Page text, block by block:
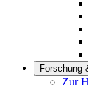
Forschung
Zur